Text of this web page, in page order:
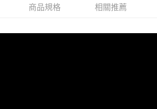
商品規格 相關推薦